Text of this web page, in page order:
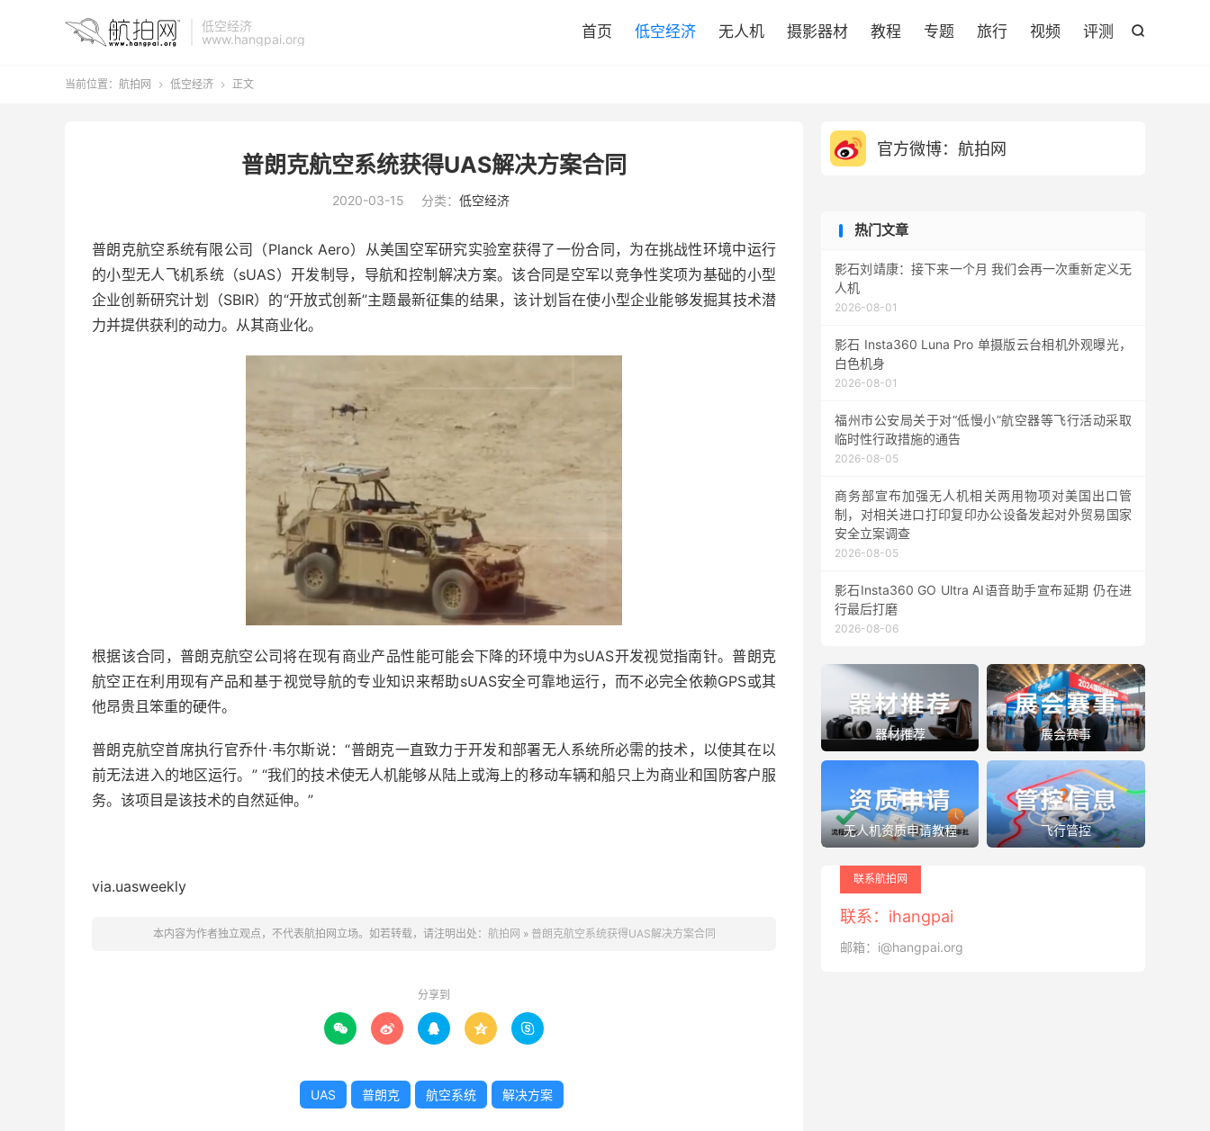
低空经济
www.hangpai.org

首页 低空经济 无人机 摄影器材 教程 专题 旅行 视频 评测
当前位置： 航拍网  低空经济  正文
普朗克航空系统获得UAS解决方案合同
2020-03-15 分类： 低空经济
普朗克航空系统有限公司（Planck Aero）从美国空军研究实验室获得了一份合同，为在挑战性环境中运行
的小型无人飞机系统（sUAS）开发制导，导航和控制解决方案。该合同是空军以竞争性奖项为基础的小型
企业创新研究计划（SBIR）的“开放式创新”主题最新征集的结果，该计划旨在使小型企业能够发掘其技术潜
力并提供获利的动力。从其商业化。
根据该合同，普朗克航空公司将在现有商业产品性能可能会下降的环境中为sUAS开发视觉指南针。普朗克
航空正在利用现有产品和基于视觉导航的专业知识来帮助sUAS安全可靠地运行，而不必完全依赖GPS或其
他昂贵且笨重的硬件。
普朗克航空首席执行官乔什·韦尔斯说：“普朗克一直致力于开发和部署无人系统所必需的技术，以使其在以
前无法进入的地区运行。” “我们的技术使无人机能够从陆上或海上的移动车辆和船只上为商业和国防客户服
务。该项目是该技术的自然延伸。”
via.uasweekly
本内容为作者独立观点，不代表航拍网立场。如若转载，请注明出处： 航拍网 » 普朗克航空系统获得UAS解决方案合同
分享到
    
UAS 普朗克 航空系统 解决方案
官方微博：航拍网
热门文章
影石刘靖康：接下来一个月 我们会再一次重新定义无
人机
2026-08-01
影石 Insta360 Luna Pro 单摄版云台相机外观曝光，
白色机身
2026-08-01
福州市公安局关于对“低慢小”航空器等飞行活动采取
临时性行政措施的通告
2026-08-05
商务部宣布加强无人机相关两用物项对美国出口管
制，对相关进口打印复印办公设备发起对外贸易国家
安全立案调查
2026-08-05
影石Insta360 GO Ultra AI语音助手宣布延期 仍在进
行最后打磨
2026-08-06
器材推荐 展会赛事
无人机资质申请教程 飞行管控
联系航拍网
联系：ihangpai
邮箱：i@hangpai.org